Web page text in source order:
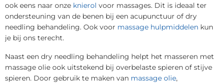
ook eens naar onze knierol voor massages. Dit is ideaal ter
ondersteuning van de benen bij een acupunctuur of dry
needling behandeling. Ook voor massage hulpmiddelen kun
je bij ons terecht.
Naast een dry needling behandeling helpt het masseren met
massage olie ook uitstekend bij overbelaste spieren of stijve
spieren. Door gebruik te maken van massage olie,